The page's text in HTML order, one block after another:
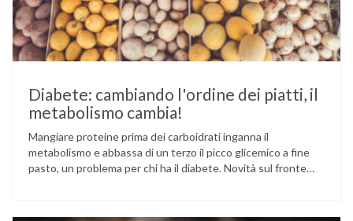
Diabete: cambiando l'ordine dei piatti, il
metabolismo cambia!
Mangiare proteine prima dei carboidrati inganna il
metabolismo e abbassa di un terzo il picco glicemico a fine
pasto, un problema per chi ha il diabete. Novità sul fronte
come ingannare il metabolismo ed evitare che gli zuccheri …